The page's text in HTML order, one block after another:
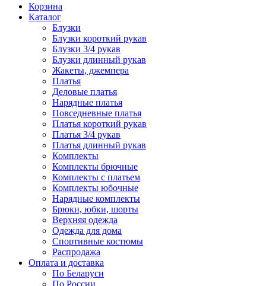
Корзина
Каталог
Блузки
Блузки короткий рукав
Блузки 3/4 рукав
Блузки длинный рукав
Жакеты, джемпера
Платья
Деловые платья
Нарядные платья
Повседневные платья
Платья короткий рукав
Платья 3/4 рукав
Платья длинный рукав
Комплекты
Комплекты брючные
Комплекты с платьем
Комплекты юбочные
Нарядные комплекты
Брюки, юбки, шорты
Верхняя одежда
Одежда для дома
Спортивные костюмы
Распродажа
Оплата и доставка
По Беларуси
По России